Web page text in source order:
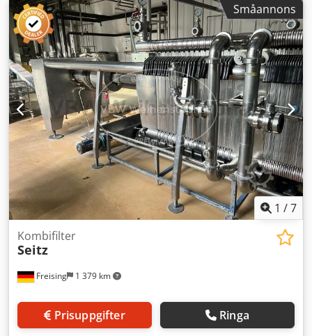
Småannons
1 /7
Freising 1 379 km
Kombifilter
Seitz
Prisuppgifter Ringa